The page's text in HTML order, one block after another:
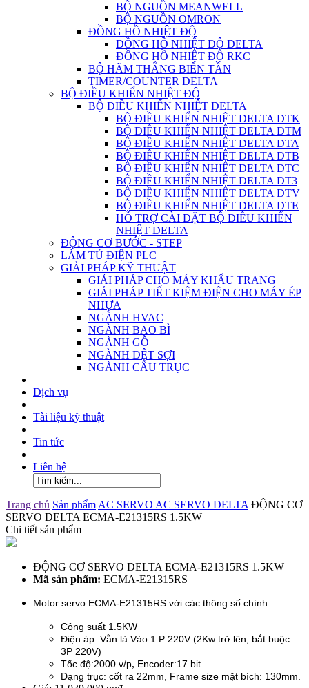
BỘ NGUỒN MEANWELL
BỘ NGUỒN OMRON
ĐỒNG HỒ NHIỆT ĐỘ
ĐỒNG HỒ NHIỆT ĐỘ DELTA
ĐỒNG HỒ NHIỆT ĐỘ RKC
BỘ HÃM THẮNG BIẾN TẦN
TIMER/COUNTER DELTA
BỘ ĐIỀU KHIỂN NHIỆT ĐỘ
BỘ ĐIỀU KHIỂN NHIỆT DELTA
BỘ ĐIỀU KHIỂN NHIỆT DELTA DTK
BỘ ĐIỀU KHIỂN NHIỆT DELTA DTM
BỘ ĐIỀU KHIỂN NHIỆT DELTA DTA
BỘ ĐIỀU KHIỂN NHIỆT DELTA DTB
BỘ ĐIỀU KHIỂN NHIỆT DELTA DTC
BỘ ĐIỀU KHIỂN NHIỆT DELTA DT3
BỘ ĐIỀU KHIỂN NHIỆT DELTA DTV
BỘ ĐIỀU KHIỂN NHIỆT DELTA DTE
HỖ TRỢ CÀI ĐẶT BỘ ĐIỀU KHIỂN
NHIỆT DELTA
ĐỘNG CƠ BƯỚC - STEP
LÀM TỦ ĐIỆN PLC
GIẢI PHÁP KỸ THUẬT
GIẢI PHÁP CHO MÁY KHẨU TRANG
GIẢI PHÁP TIẾT KIỆM ĐIỆN CHO MÁY ÉP
NHỰA
NGÀNH HVAC
NGÀNH BAO BÌ
NGÀNH GỖ
NGÀNH DỆT SỢI
NGÀNH CẨU TRỤC
Dịch vụ
Tài liệu kỹ thuật
Tin tức
Liên hệ
Trang chủ Sản phẩm AC SERVO AC SERVO DELTA ĐỘNG CƠ
SERVO DELTA ECMA-E21315RS 1.5KW
Chi tiết sản phẩm
ĐỘNG CƠ SERVO DELTA ECMA-E21315RS 1.5KW
Mã sản phẩm: ECMA-E21315RS
Motor servo ECMA-E21315RS với các thông số chính:
Công suất 1.5KW
Điện áp: Vẫn là Vào 1 P 220V (2Kw trở lên, bắt buộc
3P 220V)
Tốc độ:2000 v/p, Encoder:17 bit
Dạng trục: cốt ra 22mm, Frame size mặt bích: 130mm.